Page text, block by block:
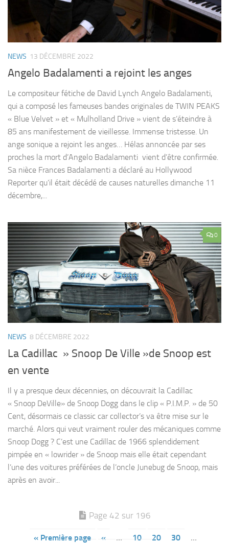
NEWS 13 DÉCEMBRE 2022
Angelo Badalamenti a rejoint les anges
Le compositeur fétiche de David Lynch Angelo Badalamenti,
qui a composé les fameuses bandes originales de TWIN PEAKS
« Blue Velvet » et « Mulholland Drive » vient de s’éteindre à
85 ans manifestement de vieillesse. Immense tristesse. Un
ange sonique a rejoint les anges… Hélas annoncée par ses
proches la mort d’Angelo Badalamenti vient d’être confirmée.
Sa nièce Frances Badalamenti a déclaré au Hollywood
Reporter qu’il était décédé de causes naturelles dimanche 11
décembre,...
0
NEWS 8 DÉCEMBRE 2022
La Cadillac » Snoop De Ville »de Snoop est
en vente
Il y a presque deux décennies, on découvrait la Cadillac
« Snoop DeVille» de Snoop Dogg dans le clip « P.I.M.P. » de 50
Cent, désormais ce classic car collector’s va être mise sur le
marché. Alors qui veut vraiment rouler des mécaniques comme
Snoop Dogg ? C’est une Cadillac de 1966 splendidement
pimpée en « lowrider » de Snoop mais elle était cependant
l’une des voitures préférées de l’oncle Junebug de Snoop, mais
après en avoir...
Page 42 sur 196
« Première page « … 10 20 30
…